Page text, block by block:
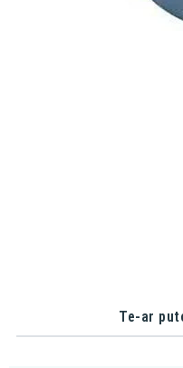
Te-ar